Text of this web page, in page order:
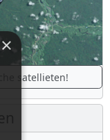
satellieten!
×